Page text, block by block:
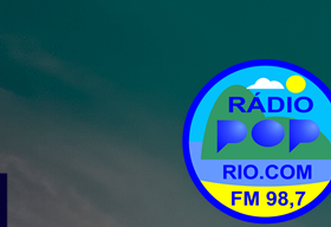
content